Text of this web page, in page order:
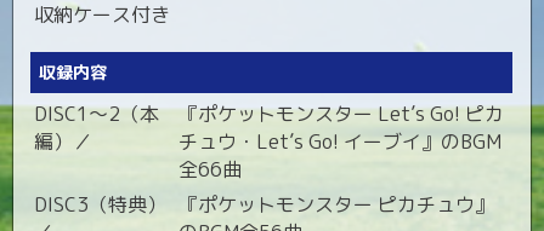
収納ケース付き
収録内容
DISC1～2（本
編）／
『ポケットモンスター Let’s Go! ピカ
チュウ・Let’s Go! イーブイ』のBGM
全66曲
DISC3（特典）
『ポケットモンスター ピカチュウ』